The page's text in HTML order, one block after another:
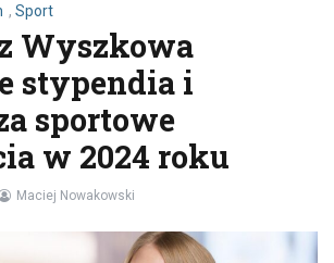
, Sport
Wyszkowa
stypendia i
sportowe
w 2024 roku
Maciej Nowakowski